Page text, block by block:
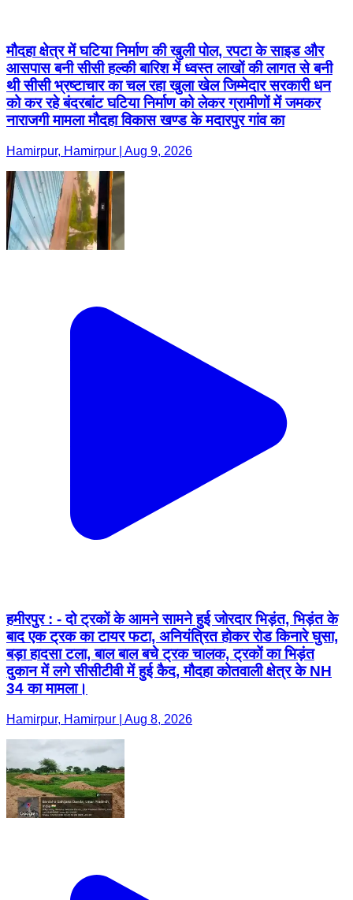
मौदहा क्षेत्र में घटिया निर्माण की खुली पोल, रपटा के साइड और
आसपास बनी सीसी हल्की बारिश में ध्वस्त लाखों की लागत से बनी
थी सीसी भ्रष्टाचार का चल रहा खुला खेल जिम्मेदार सरकारी धन
को कर रहे बंदरबांट घटिया निर्माण को लेकर ग्रामीणों में जमकर
नाराजगी मामला मौदहा विकास खण्ड के मदारपुर गांव का
Hamirpur, Hamirpur | Aug 9, 2026
हमीरपुर : - दो ट्रकों के आमने सामने हुई जोरदार भिड़ंत, भिड़ंत के
बाद एक ट्रक का टायर फटा, अनियंत्रित होकर रोड किनारे घुसा,
बड़ा हादसा टला, बाल बाल बचे ट्रक चालक, ट्रकों का भिड़ंत
दुकान में लगे सीसीटीवी में हुई कैद, मौदहा कोतवाली क्षेत्र के NH
34 का मामला।
Hamirpur, Hamirpur | Aug 8, 2026